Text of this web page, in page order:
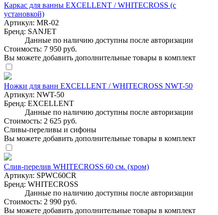
Каркас для ванны EXCELLENT / WHITECROSS (с
установкой)
Артикул: MR-02
Бренд: SANJET
Данные по наличию доступны после авторизации
Стоимость: 7 950 руб.
Вы можете добавить дополнительные товары в комплект
Ножки для ванн EXCELLENT / WHITECROSS NWT-50
Артикул: NWT-50
Бренд: EXCELLENT
Данные по наличию доступны после авторизации
Стоимость: 2 625 руб.
Сливы-переливы и сифоны
Вы можете добавить дополнительные товары в комплект
Слив-перелив WHITECROSS 60 см. (хром)
Артикул: SPWC60CR
Бренд: WHITECROSS
Данные по наличию доступны после авторизации
Стоимость: 2 990 руб.
Вы можете добавить дополнительные товары в комплект